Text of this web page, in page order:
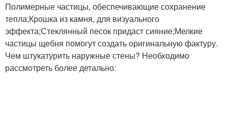
Полимерные частицы, обеспечивающие сохранение
тепла;Крошка из камня, для визуального
эффекта;Стеклянный песок придаст сияние;Мелкие
частицы щебня помогут создать оригинальную фактуру.
Чем штукатурить наружные стены? Необходимо
рассмотреть более детально: